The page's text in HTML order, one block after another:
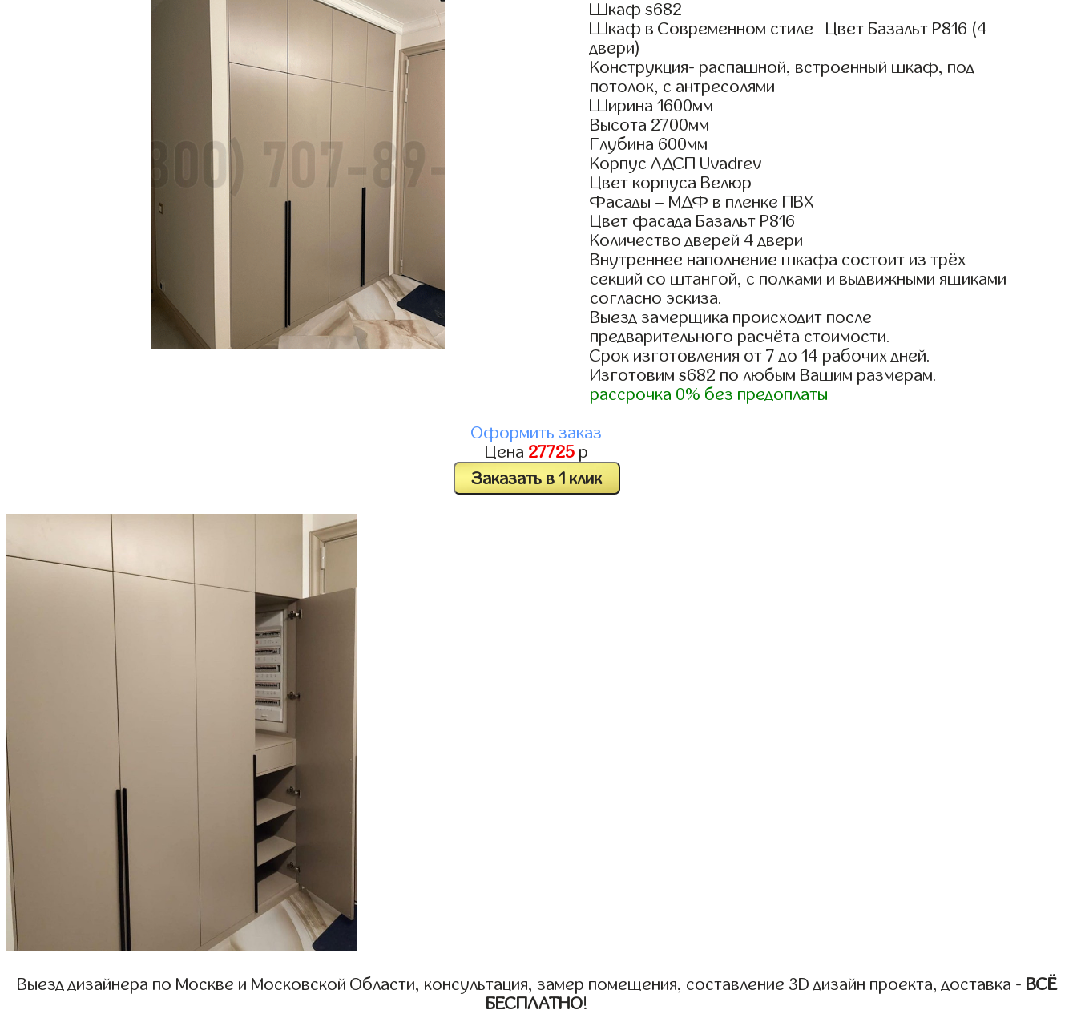
Шкаф s682
Шкаф в Современном стиле Цвет Базальт Р816 (4
двери)
Конструкция- распашной, встроенный шкаф, под
потолок, с антресолями
Ширина 1600мм
Высота 2700мм
Глубина 600мм
Корпус ЛДСП Uvadrev
Цвет корпуса Велюр
Фасады – МДФ в пленке ПВХ
Цвет фасада Базальт Р816
Количество дверей 4 двери
Внутреннее наполнение шкафа состоит из трёх
секций со штангой, с полками и выдвижными ящиками
согласно эскиза.
Выезд замерщика происходит после
предварительного расчёта стоимости.
Срок изготовления от 7 до 14 рабочих дней.
Изготовим s682 по любым Вашим размерам.
рассрочка 0% без предоплаты
Оформить заказ
Цена 27725 р
Заказать в 1 клик
Выезд дизайнера по Москве и Московской Области, консультация, замер помещения, составление 3D дизайн проекта, доставка - ВСЁ
БЕСПЛАТНО!